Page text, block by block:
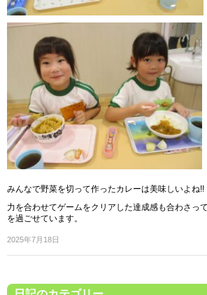
みんなで野菜を切って作ったカレーは美味しいよね!!
力を合わせてゲームをクリアした達成感も合わさっ
を過ごせています。
2025年7月18日